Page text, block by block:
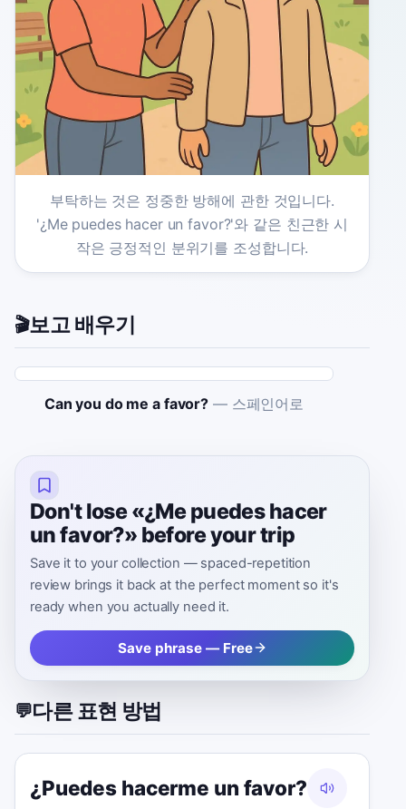
부탁하는 것은 정중한 방해에 관한 것입니다.
'¿Me puedes hacer un favor?'와 같은 친근한 시
작은 긍정적인 분위기를 조성합니다.
🎬보고 배우기
Can you do me a favor? — 스페인어로
Don't lose «¿Me puedes hacer
un favor?» before your trip
Save it to your collection — spaced-repetition
review brings it back at the perfect moment so it's
ready when you actually need it.
Save phrase — Free
💬다른 표현 방법
¿Puedes hacerme un favor?